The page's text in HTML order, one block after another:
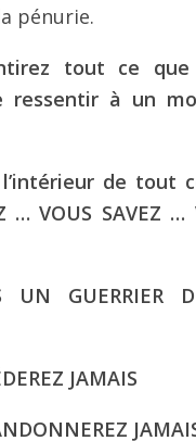
pénurie.
tout ce que
ressentir à un
de tout
… VOUS SAVEZ …
UN GUERRIER
JAMAIS